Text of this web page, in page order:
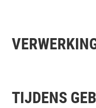
TIJDENS